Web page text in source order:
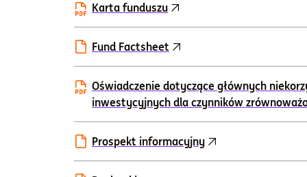
Karta funduszu
Fund Factsheet
Oświadczenie dotyczące głównych
inwestycyjnych dla czynników
Prospekt informacyjny